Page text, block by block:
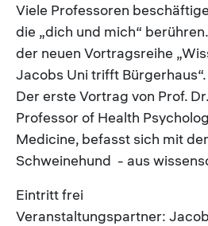
Viele Professoren
die „dich und mich“
der neuen Vortragsreihe
Jacobs Uni trifft Bürgerhaus“.
Der erste Vortrag von Prof.
Professor of Health
Medicine, befasst sich mit
Schweinehund - aus
Eintritt frei
Veranstaltungspartner: